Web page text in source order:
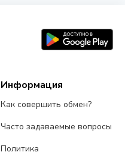
Информация
Как совершить обмен?
Часто задаваемые вопросы
Политика